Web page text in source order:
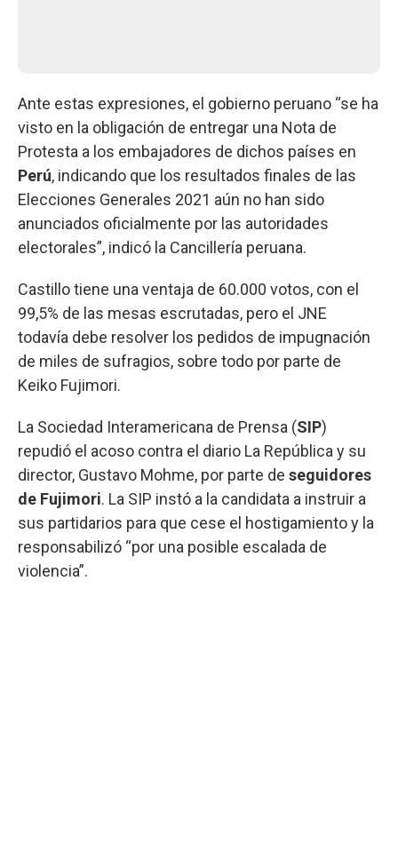
Ante estas expresiones, el gobierno peruano “se ha
visto en la obligación de entregar una Nota de
Protesta a los embajadores de dichos países en
Perú, indicando que los resultados finales de las
Elecciones Generales 2021 aún no han sido
anunciados oficialmente por las autoridades
electorales”, indicó la Cancillería peruana.
Castillo tiene una ventaja de 60.000 votos, con el
99,5% de las mesas escrutadas, pero el JNE
todavía debe resolver los pedidos de impugnación
de miles de sufragios, sobre todo por parte de
Keiko Fujimori.
La Sociedad Interamericana de Prensa (SIP)
repudió el acoso contra el diario La República y su
director, Gustavo Mohme, por parte de seguidores
de Fujimori. La SIP instó a la candidata a instruir a
sus partidarios para que cese el hostigamiento y la
responsabilizó “por una posible escalada de
violencia”.